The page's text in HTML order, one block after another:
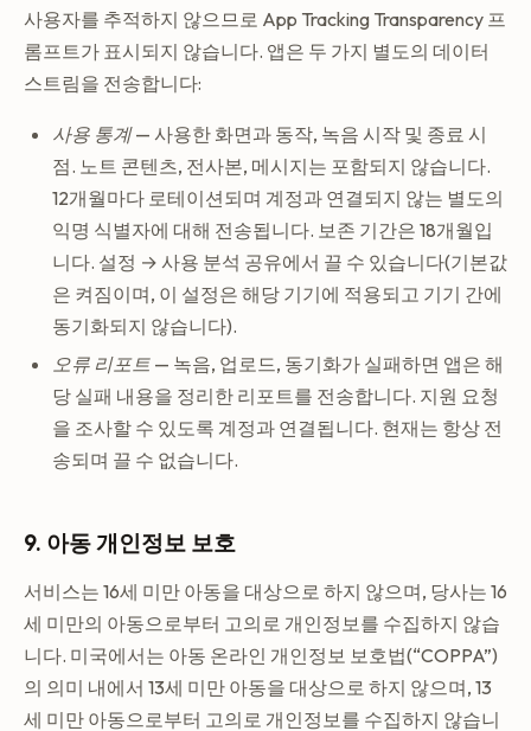
사용자를 추적하지 않으므로 App Tracking Transparency 프
롬프트가 표시되지 않습니다. 앱은 두 가지 별도의 데이터
스트림을 전송합니다:
사용 통계— 사용한 화면과 동작, 녹음 시작 및 종료 시
점. 노트 콘텐츠, 전사본, 메시지는 포함되지 않습니다.
12개월마다 로테이션되며 계정과 연결되지 않는 별도의
익명 식별자에 대해 전송됩니다. 보존 기간은 18개월입
니다. 설정 → 사용 분석 공유에서 끌 수 있습니다(기본값
은 켜짐이며, 이 설정은 해당 기기에 적용되고 기기 간에
동기화되지 않습니다).
오류 리포트 — 녹음, 업로드, 동기화가 실패하면 앱은 해
당 실패 내용을 정리한 리포트를 전송합니다. 지원 요청
을 조사할 수 있도록 계정과 연결됩니다. 현재는 항상 전
송되며 끌 수 없습니다.
9. 아동 개인정보 보호
서비스는 16세 미만 아동을 대상으로 하지 않으며, 당사는 16
세 미만의 아동으로부터 고의로 개인정보를 수집하지 않습
니다. 미국에서는 아동 온라인 개인정보 보호법(“COPPA”)
의 의미 내에서 13세 미만 아동을 대상으로 하지 않으며, 13
세 미만 아동으로부터 고의로 개인정보를 수집하지 않습니